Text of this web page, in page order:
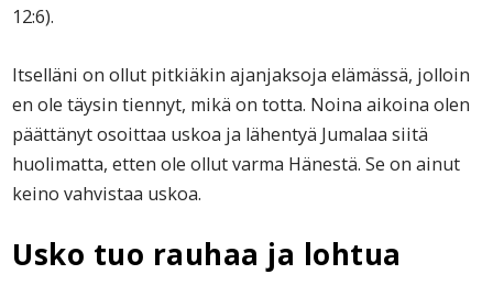
12:6).
Itselläni on ollut pitkiäkin ajanjaksoja elämässä, jolloin
en ole täysin tiennyt, mikä on totta. Noina aikoina olen
päättänyt osoittaa uskoa ja lähentyä Jumalaa siitä
huolimatta, etten ole ollut varma Hänestä. Se on ainut
keino vahvistaa uskoa.
Usko tuo rauhaa ja lohtua